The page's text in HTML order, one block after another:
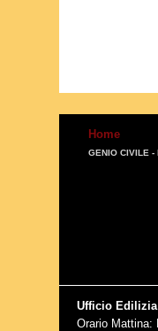
Home
GENIO CIVILE -
Ufficio
Orario Mattina: